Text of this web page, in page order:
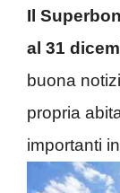
Il
al 31
buona
propria
importanti